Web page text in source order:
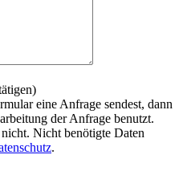
eine Anfrage sendest, dann
der Anfrage benutzt.
Nicht benötigte Daten
.